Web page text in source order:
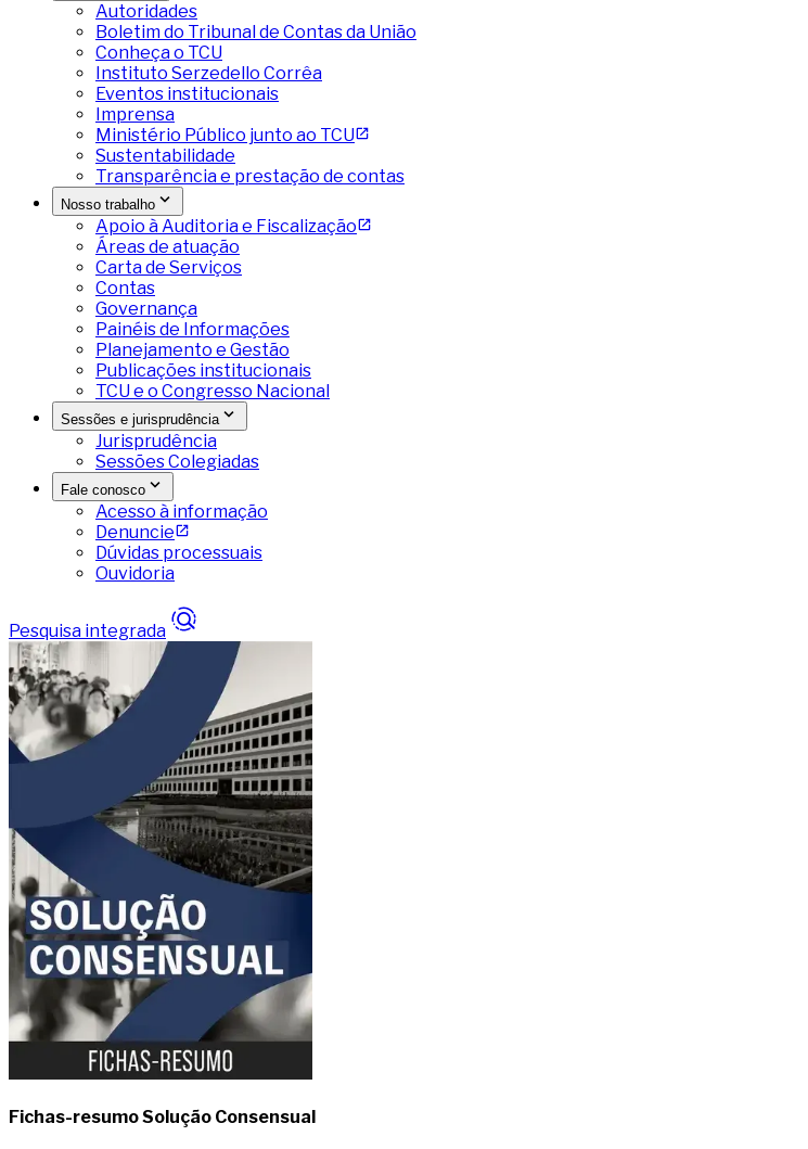
Autoridades
Boletim do Tribunal de Contas da União
Conheça o TCU
Instituto Serzedello Corrêa
Eventos institucionais
Imprensa
Ministério Público junto ao TCU
Sustentabilidade
Transparência e prestação de contas
Nosso trabalho
Apoio à Auditoria e Fiscalização
Áreas de atuação
Carta de Serviços
Contas
Governança
Painéis de Informações
Planejamento e Gestão
Publicações institucionais
TCU e o Congresso Nacional
Sessões e jurisprudência
Jurisprudência
Sessões Colegiadas
Fale conosco
Acesso à informação
Denuncie
Dúvidas processuais
Ouvidoria
Pesquisa integrada
Fichas-resumo Solução Consensual